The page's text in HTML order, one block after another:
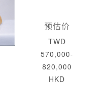
预估价
TWD
570,000-
820,000
HKD